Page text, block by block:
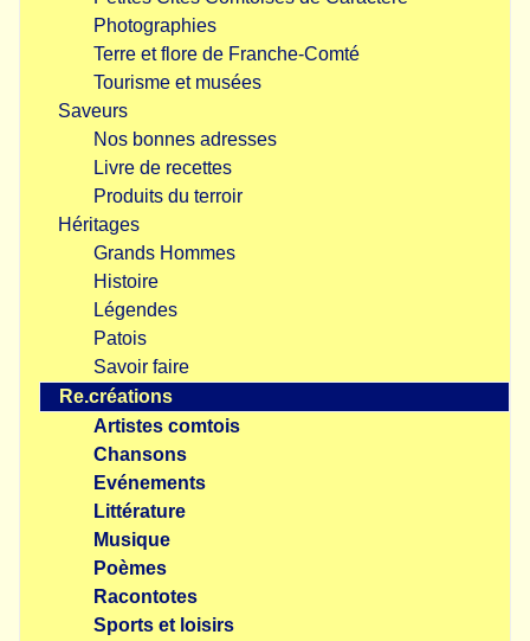
Photographies
Terre et flore de Franche-Comté
Tourisme et musées
Saveurs
Nos bonnes adresses
Livre de recettes
Produits du terroir
Héritages
Grands Hommes
Histoire
Légendes
Patois
Savoir faire
Re.créations
Artistes comtois
Chansons
Evénements
Littérature
Musique
Poèmes
Racontotes
Sports et loisirs